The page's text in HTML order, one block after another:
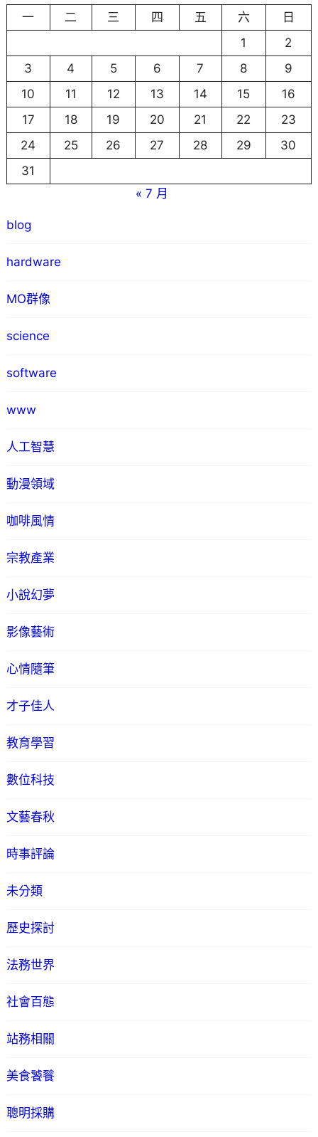
一
二 三 四 五 六
日
1
2
3
4 5 6 7 8
9
10
11 12 13 14 15
16
17
18 19 20 21 22
23
24
25 26 27 28 29
30
31
« 7 月
blog
hardware
MO群像
science
software
www
人工智慧
動漫領域
咖啡風情
宗教產業
小說幻夢
影像藝術
心情隨筆
才子佳人
教育學習
數位科技
文藝春秋
時事評論
未分類
歷史探討
法務世界
社會百態
站務相關
美食饕餮
聰明採購